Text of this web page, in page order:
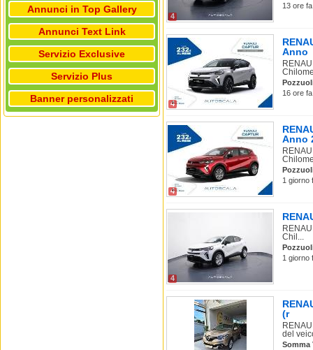
Annunci in Top Gallery
Annunci Text Link
Servizio Exclusive
Servizio Plus
Banner personalizzati
4
13 ore
4
Anno
16 ore
4
Anno
1 giorno
4
Chil...
1 giorno
(r
del
Somma